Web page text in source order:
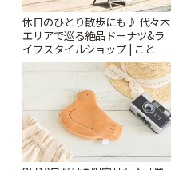
休日のひとり散歩にも♪ 代々木
エリアで巡る絶品ドーナツ&ラ
イフスタイルショップ | ことり
っぷ